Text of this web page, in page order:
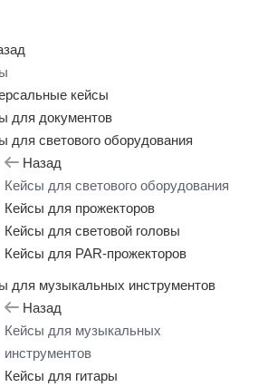
кейсы
для документов
для светового оборудования
Назад
Кейсы для светового оборудования
Кейсы для прожекторов
Кейсы для световой головы
Кейсы для PAR-прожекторов
для музыкальных инструментов
Назад
Кейсы для музыкальных
инструментов
Кейсы для гитары